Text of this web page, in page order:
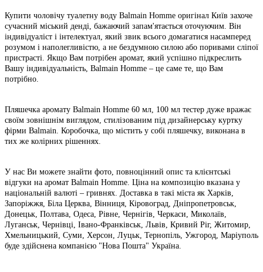
Купити чоловічу туалетну воду Balmain Homme оригінал Київ захоче
сучасний міський денді, бажаючий запам'ятається оточуючим. Він
індивідуаліст і інтелектуал, який звик всього домагатися насамперед
розумом і наполегливістю, а не бездумною силою або поривами сліпої
пристрасті. Якщо Вам потрібен аромат, який успішно підкреслить
Вашу індивідуальність, Balmain Homme – це саме те, що Вам
потрібно.
Пляшечка аромату Balmain Homme 60 мл, 100 мл тестер дуже вражає
своїм зовнішнім виглядом, стилізованим під дизайнерську куртку
фірми Balmain. Коробочка, що містить у собі пляшечку, виконана в
тих же колірних рішеннях.
У нас Ви можете знайти фото, повноцінний опис та клієнтські
відгуки на аромат Balmain Homme. Ціна на композицію вказана у
національній валюті – гривнях. Доставка в такі міста як Харків,
Запоріжжя, Біла Церква, Вінниця, Кіровоград, Дніпропетровськ,
Донецьк, Полтава, Одеса, Рівне, Чернігів, Черкаси, Миколаїв,
Луганськ, Чернівці, Івано-Франківськ, Львів, Кривий Ріг, Житомир,
Хмельницький, Суми, Херсон, Луцьк, Тернопіль, Ужгород, Маріуполь
буде здійснена компанією "Нова Пошта" Україна.